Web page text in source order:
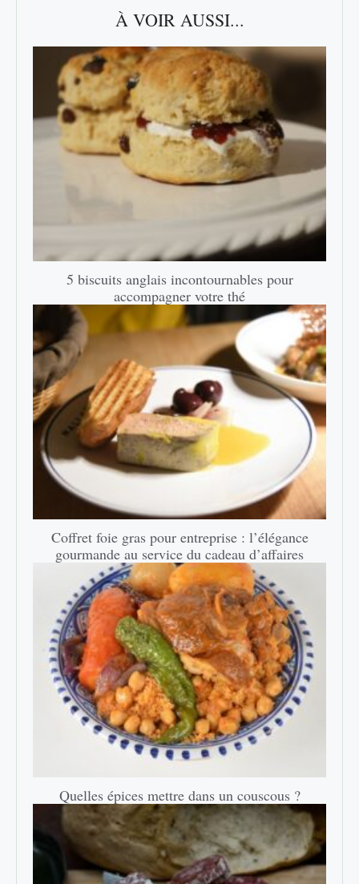
À VOIR AUSSI...
5 biscuits anglais incontournables pour
accompagner votre thé
Coffret foie gras pour entreprise : l’élégance
gourmande au service du cadeau d’affaires
Quelles épices mettre dans un couscous ?